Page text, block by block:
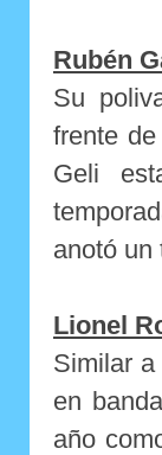
Rubén
Su
frente
Geli
anotó un
Lionel
Similar
en
año